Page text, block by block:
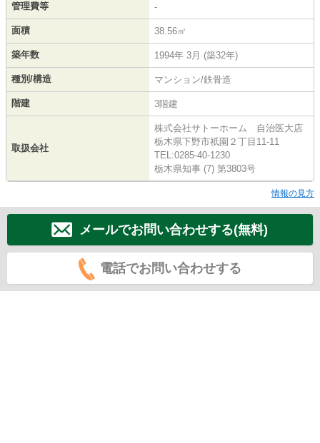
管理費等 -
面積 38.56㎡
築年数 1994年 3月 (築32年)
種別/構造 マンション/鉄骨造
階建 3階建
取扱会社
株式会社サトーホーム 自治医大店
栃木県下野市祇園２丁目11-11
TEL:0285-40-1230
栃木県知事 (7) 第3803号
情報の見方
メールでお問い合わせする(無料)
電話でお問い合わせする